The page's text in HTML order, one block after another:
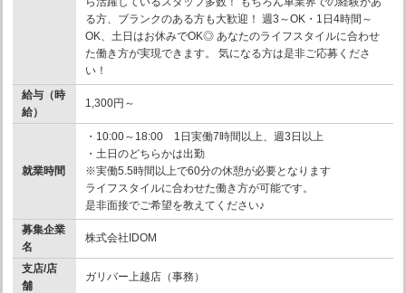
る方、ブランクのある方も大歓迎！ 週3～OK・1日4時間～
OK、土日はお休みでOK◎ あなたのライフスタイルに合わせ
た働き方が実現できます。 気になる方は是非ご応募くださ
い！
給与（時
給）
1,300円～
就業時間
・10:00～18:00 1日実働7時間以上、週3日以上
・土日のどちらかは出勤
※実働5.5時間以上で60分の休憩が必要となります
ライフスタイルに合わせた働き方が可能です。
是非面接でご希望を教えてください♪
募集企業
名
株式会社IDOM
支店/店
舗
ガリバー上越店（事務）